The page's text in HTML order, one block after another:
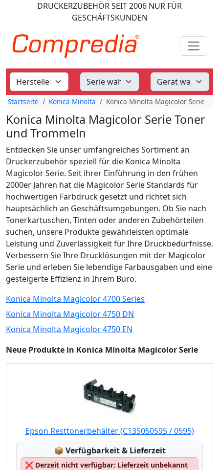
DRUCKERZUBEHÖRSEIT 2006 NUR FÜR
GESCHÄFTSKUNDEN
Startseite Konica Minolta Konica Minolta Magicolor Serie
Konica Minolta Magicolor Serie Toner
und Trommeln
Entdecken Sie unser umfangreiches Sortiment an
Druckerzubehör speziell für die Konica Minolta
Magicolor Serie. Seit ihrer Einführung in den frühen
2000er Jahren hat die Magicolor Serie Standards für
hochwertigen Farbdruck gesetzt und richtet sich
hauptsächlich an Geschäftsumgebungen. Ob Sie nach
Tonerkartuschen, Tinten oder anderen Zubehörteilen
suchen, unsere Produkte gewährleisten optimale
Leistung und Zuverlässigkeit für Ihre Druckbedürfnisse.
Verbessern Sie Ihre Drucklösungen mit der Magicolor
Serie und erleben Sie lebendige Farbausgaben und eine
gesteigerte Effizienz in Ihrem Büro.
Konica Minolta Magicolor 4700 Series
Konica Minolta Magicolor 4750 DN
Konica Minolta Magicolor 4750 EN
Neue Produkte in Konica Minolta Magicolor Serie
Epson Resttonerbehälter (C13S050595 / 0595)
📦 Lagerstatus:
Verfügbarkeit & Lieferzeit
❌ Derzeit nicht verfügbar: Lieferzeit unbekannt